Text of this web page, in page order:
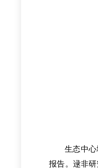
生态中
报告。逯非